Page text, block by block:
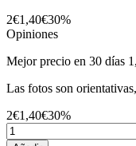
2€1,40€30%
Opiniones
Mejor precio en 30 días
Las fotos son
2€1,40€30%